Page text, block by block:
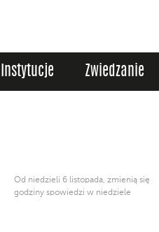
Instytucje Zwiedzanie
Od niedzieli 6 listopada, zmienią się
godziny spowiedzi w niedziele